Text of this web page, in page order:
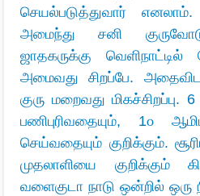
செயல்படுத்துவார்
அமைந்து சனி
ஜாதகருக்கு
அமைவது சிறப்பே. அதைவிட
குரு மறைவது
பணிபுரிவதையும், 1௦
செய்வதையும் குறிக்கும்.
முதலாளியை குறிக்கும்
வளைகுடா நாடு ஒன்றில் ஒரு